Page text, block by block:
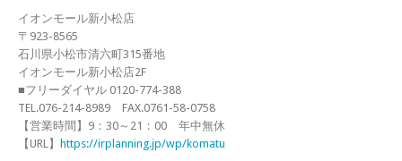
イオンモール新小松店
〒923-8565
石川県小松市清六町315番地
イオンモール新小松店2F
■フリーダイヤル 0120-774-388
TEL.076-214-8989 FAX.0761-58-0758
【営業時間】9：30～21：00 年中無休
【URL】 https://irplanning.jp/wp/komatu